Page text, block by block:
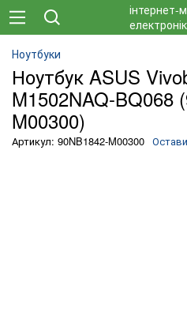
Ноутбуки
Ноутбук ASUS
M1502NAQ-BQ068
M00300)
Артикул: 90NB1842-M00300